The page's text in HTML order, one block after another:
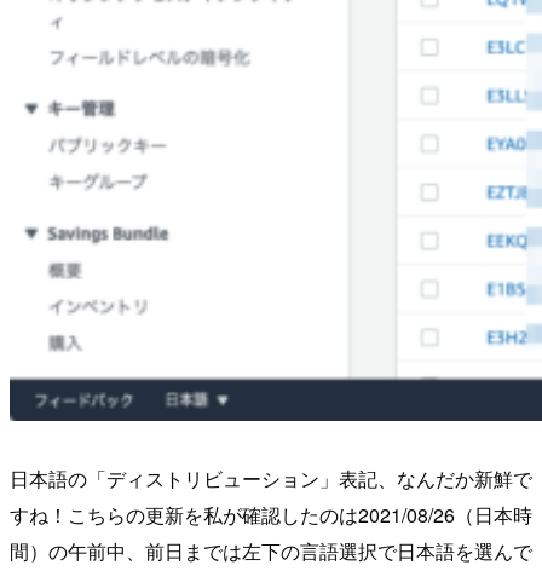
日本語の「ディストリビューション」表記、なんだか新鮮で
すね！こちらの更新を私が確認したのは2021/08/26（日本時
間）の午前中、前日までは左下の言語選択で日本語を選んで